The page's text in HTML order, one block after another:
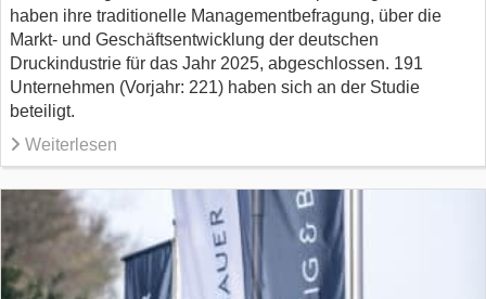
haben ihre traditionelle Managementbefragung, über die
Markt- und Geschäftsentwicklung der deutschen
Druckindustrie für das Jahr 2025, abgeschlossen. 191
Unternehmen (Vorjahr: 221) haben sich an der Studie
beteiligt.
Weiterlesen